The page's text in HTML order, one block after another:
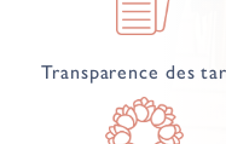
Transparence des